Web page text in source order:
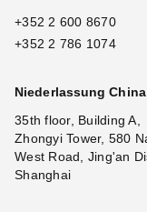
+352 2 600 8670
+352 2 786 1074
Niederlassung China
35th floor, Building A,
Zhongyi Tower, 580
West Road, Jing'an
Shanghai